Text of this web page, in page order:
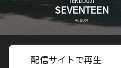
配信サイトで再生